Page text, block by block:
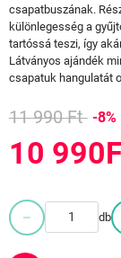
csapatbuszának.
különlegesség a
tartóssá teszi, így
Látványos ajándék
csapatuk hangulatát
11 990 Ft -8%
10
db